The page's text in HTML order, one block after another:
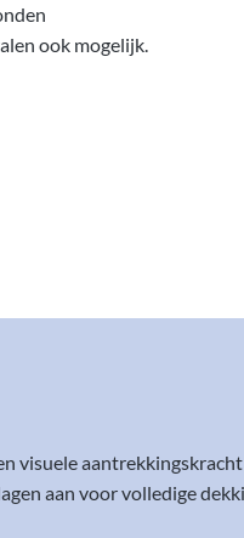
ook mogelijk.
visuele
aan voor volledige